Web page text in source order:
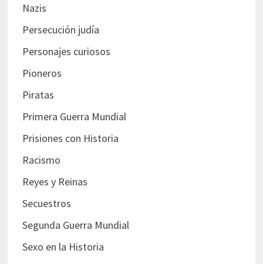
Nazis
Persecución judía
Personajes curiosos
Pioneros
Piratas
Primera Guerra Mundial
Prisiones con Historia
Racismo
Reyes y Reinas
Secuestros
Segunda Guerra Mundial
Sexo en la Historia